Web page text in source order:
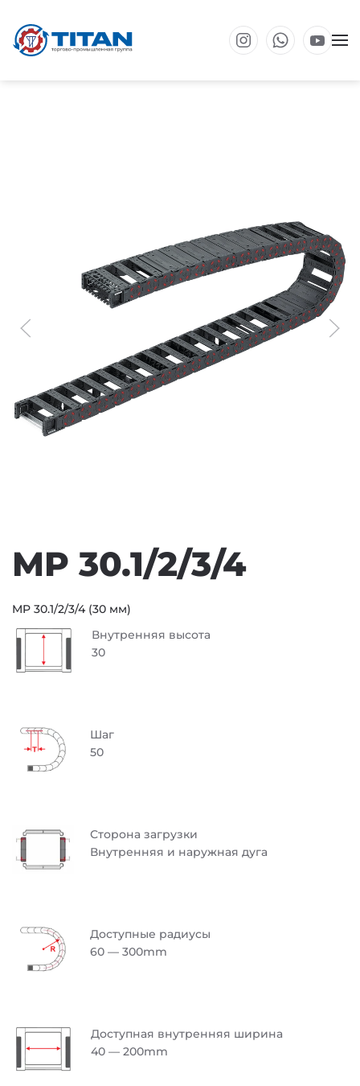
Перейти к основному содержанию
MP 30.1/2/3/4
MP 30.1/2/3/4 (30 мм)
Внутренняя высота
30
Шаг
50
Сторона загрузки
Внутренняя и наружная дуга
Доступные радиусы
60 — 300mm
Доступная внутренняя ширина
40 — 200mm